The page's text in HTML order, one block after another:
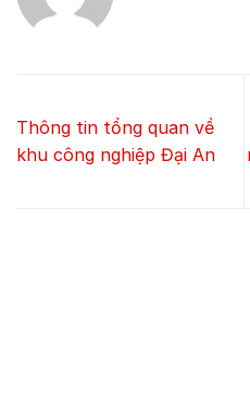
Thông tin tổng quan về
khu công nghiệp Đại An